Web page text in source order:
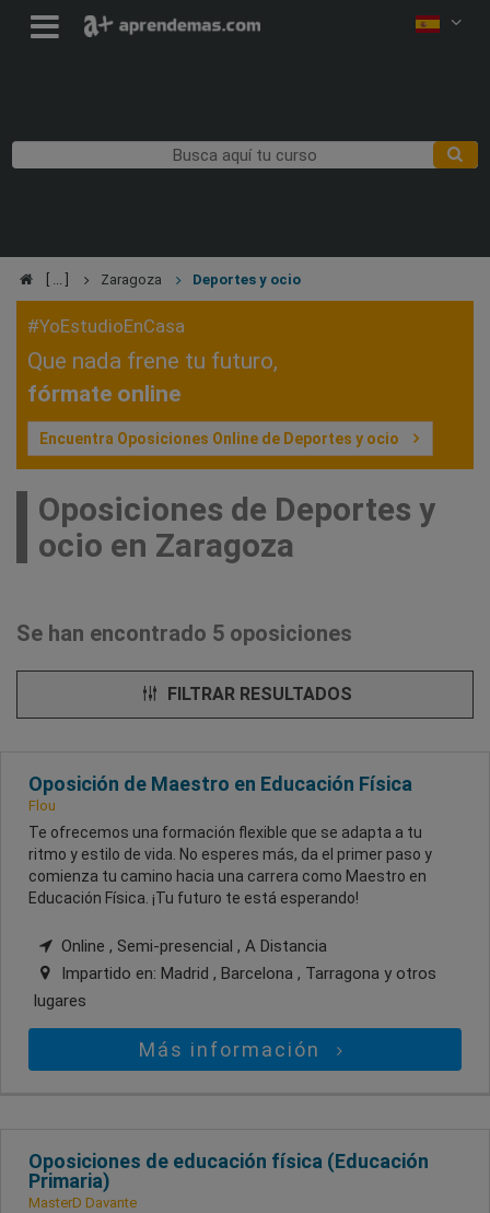
Zaragoza Deportes y ocio
#YoEstudioEnCasa
Que nada frene tu futuro,
fórmate online
Encuentra Oposiciones Online de Deportes y ocio
Oposiciones de Deportes y
ocio en Zaragoza
Se han encontrado 5 oposiciones
FILTRAR RESULTADOS
Oposición de Maestro en Educación Física
Flou
Te ofrecemos una formación flexible que se adapta a tu
ritmo y estilo de vida. No esperes más, da el primer paso y
comienza tu camino hacia una carrera como Maestro en
Educación Física. ¡Tu futuro te está esperando!
Online , Semi-presencial , A Distancia
Impartido en: Madrid , Barcelona , Tarragona y otros
lugares
Más información
Oposiciones de educación física (Educación
Primaria)
MasterD Davante